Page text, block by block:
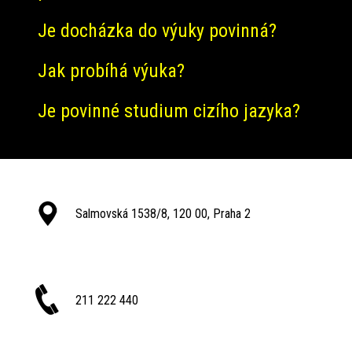
Je docházka do výuky povinná?
Jak probíhá výuka?
Je povinné studium cizího jazyka?
Salmovská 1538/8, 120 00, Praha 2
211 222 440